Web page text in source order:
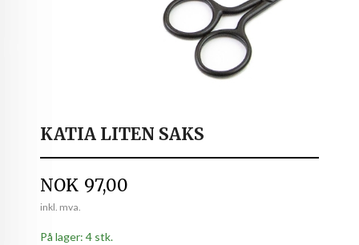
KATIA LITEN SAKS
Pris
NOK 97,00
inkl. mva.
På lager: 4 stk.